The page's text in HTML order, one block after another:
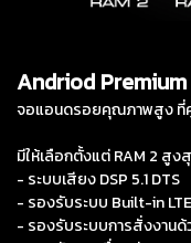
Andriod
จอแอนดรอยคุณภาพสูง
มีให้เลือกตั้งแต่ RAM 2 สูง
- ระบบเสียง DSP 5.1 DTS
- รองรับระบบ Built-in
- รองรับระบบการสั่งงานด้